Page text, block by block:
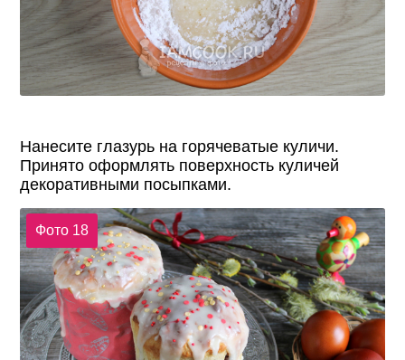
Нанесите глазурь на горячеватые куличи.
Принято оформлять поверхность куличей
декоративными посыпками.
Фото 18